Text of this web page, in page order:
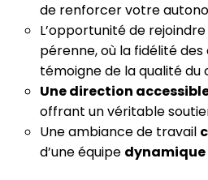
de renforcer votre
L’opportunité de
pérenne, où la fidélité
témoigne de la qualité du
Une direction
offrant un véritable
Une ambiance de travail
d’une équipe dynamique